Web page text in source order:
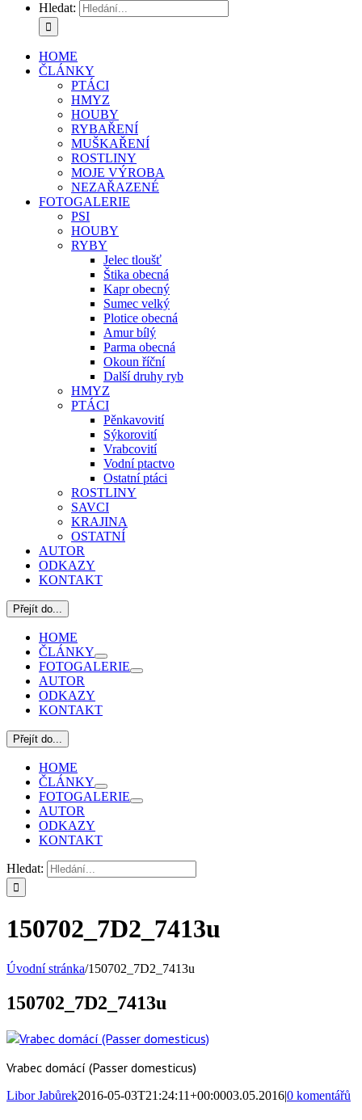
Hledat:
HOME
ČLÁNKY
PTÁCI
HMYZ
HOUBY
RYBAŘENÍ
MUŠKAŘENÍ
ROSTLINY
MOJE VÝROBA
NEZAŘAZENÉ
FOTOGALERIE
PSI
HOUBY
RYBY
Jelec tloušť
Štika obecná
Kapr obecný
Sumec velký
Plotice obecná
Amur bílý
Parma obecná
Okoun říční
Další druhy ryb
HMYZ
PTÁCI
Pěnkavovití
Sýkorovití
Vrabcovití
Vodní ptactvo
Ostatní ptáci
ROSTLINY
SAVCI
KRAJINA
OSTATNÍ
AUTOR
ODKAZY
KONTAKT
Přejít do...
HOME
ČLÁNKY
FOTOGALERIE
AUTOR
ODKAZY
KONTAKT
Přejít do...
HOME
ČLÁNKY
FOTOGALERIE
AUTOR
ODKAZY
KONTAKT
Hledat:
150702_7D2_7413u
Úvodní stránka/150702_7D2_7413u
150702_7D2_7413u
Vrabec domácí (Passer domesticus)
Libor Jabůrek2016-05-03T21:24:11+00:0003.05.2016|0 komentářů